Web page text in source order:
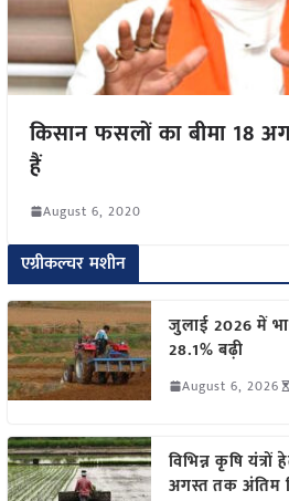
किसान फसलों का बीमा 18
हैं
August 6, 2020
एग्रीकल्चर मशीन
जुलाई 2026 में
28.1% बढ़ी
August 6, 2026
विभिन्न कृषि
अगस्त तक अंतिम